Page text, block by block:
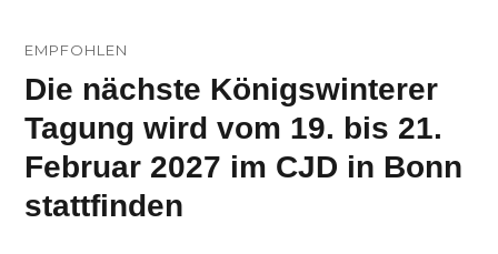
EMPFOHLEN
Die nächste Königswinterer
Tagung wird vom 19. bis 21.
Februar 2027 im CJD in Bonn
stattfinden